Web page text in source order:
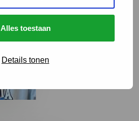
Alles toestaan
Details tonen